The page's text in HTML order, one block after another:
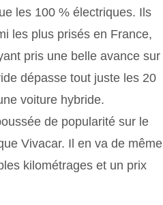
les 100 % électriques. Ils
les plus prisés en France,
pris une belle avance sur
dépasse tout juste les 20
voiture hybride.
de popularité sur le
Vivacar. Il en va de même
kilométrages et un prix